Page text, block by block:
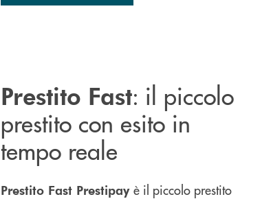
Prestito Fast: il piccolo
prestito con esito in
tempo reale
Prestito Fast Prestipay è il piccolo prestito